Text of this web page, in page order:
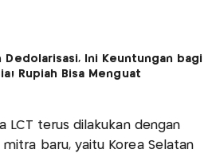
Dedolarisasi, Ini Keuntungan bagi
Rupiah Bisa Menguat
LCT terus dilakukan dengan
baru, yaitu Korea Selatan